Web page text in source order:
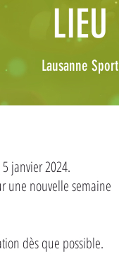
LIEU
Lausanne Sport
janvier 2024.
une nouvelle semaine
dès que possible.